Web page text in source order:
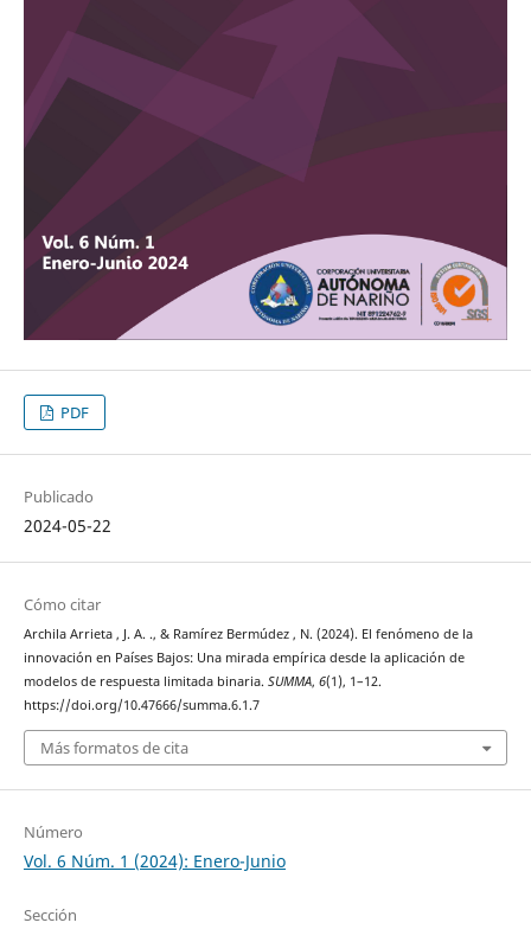
PDF
Publicado
2024-05-22
Cómo citar
Archila Arrieta , J. A. ., & Ramírez Bermúdez , N. (2024). El fenómeno de la
innovación en Países Bajos: Una mirada empírica desde la aplicación de
modelos de respuesta limitada binaria. SUMMA, 6(1), 1–12.
https://doi.org/10.47666/summa.6.1.7
Más formatos de cita
Número
Vol. 6 Núm. 1 (2024): Enero-Junio
Sección